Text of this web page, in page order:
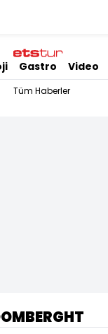
Gastro Video
Tüm Haberler